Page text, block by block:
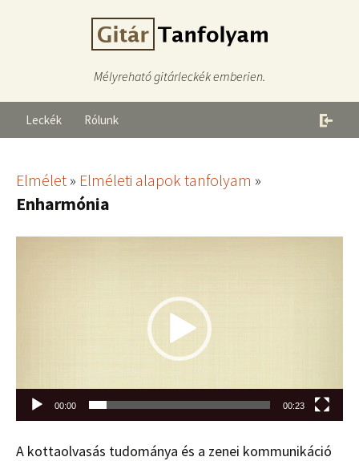
Mélyreható gitárleckék emberien.
Leckék Rólunk
Elmélet » Elméleti alapok tanfolyam »
Enharmónia
00:00 00:23
A kottaolvasás tudománya és a zenei kommunikáció